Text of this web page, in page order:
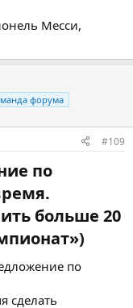
Месси,
форума
#109
по
больше 20
по
сделать